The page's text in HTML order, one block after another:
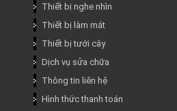
Thiết bị nghe nhìn
Thiết bị làm mát
Thiết bị tưới cây
Dịch vụ sửa chữa
Thông tin liên hệ
Hình thức thanh toán